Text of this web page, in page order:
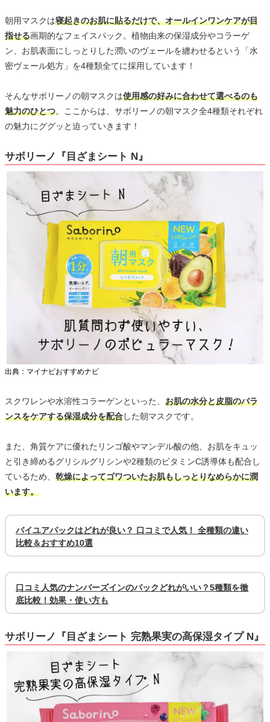
朝用マスクは寝起きのお肌に貼るだけで、オールインワンケアが目
指せる画期的なフェイスパック。植物由来の保湿成分やコラーゲ
ン、お肌表面にしっとりした潤いのヴェールを纏わせるという「水
密ヴェール処方」を4種類全てに採用しています！
そんなサボリーノの朝マスクは使用感の好みに合わせて選べるのも
魅力のひとつ。ここからは、サボリーノの朝マスク全4種類それぞれ
の魅力にググッと迫っていきます！
サボリーノ『目ざまシート N』
出典：マイナビおすすめナビ
スクワレンや水溶性コラーゲンといった、 お肌の水分と皮脂のバラ
ンスをケアする保湿成分を配合した朝マスクです。
また、角質ケアに優れたリンゴ酸やマンデル酸の他、お肌をキュッ
と引き締めるグリシルグリシンや2種類のビタミンC誘導体も配合し
ているため、 乾燥によってゴワついたお肌もしっとりなめらかに潤
います。
バイユアパックはどれが良い？ 口コミで人気！ 全種類の違い
比較＆おすすめ10選
口コミ人気のナンバーズインのパックどれがいい？5種類を徹
底比較！効果・使い方も
サボリーノ『目ざまシート 完熟果実の高保湿タイプ N』